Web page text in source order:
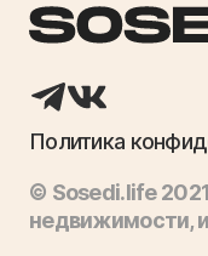
Политика
© Sosedi.life
недвижимости,